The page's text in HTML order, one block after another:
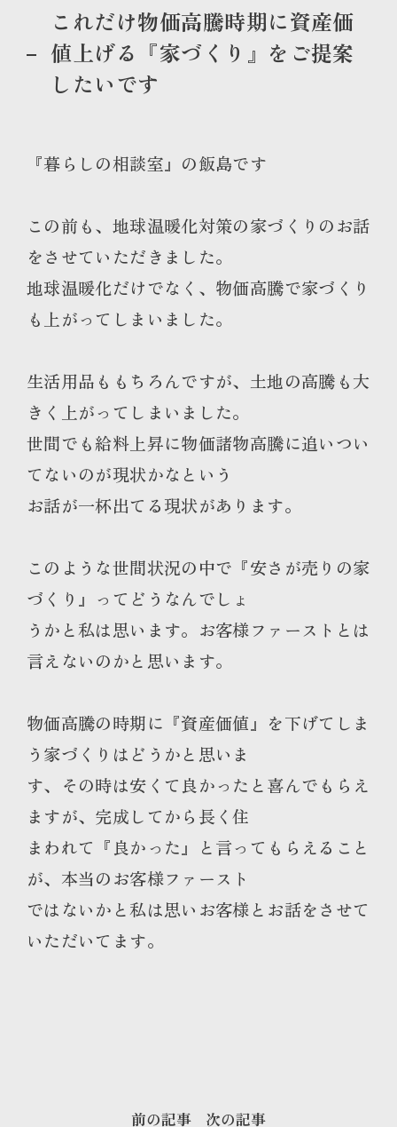
これだけ物価高騰時期に資産価
値上げる『家づくり』をご提案
したいです
『暮らしの相談室』の飯島です
この前も、地球温暖化対策の家づくりのお話
をさせていただきました。
地球温暖化だけでなく、物価高騰で家づくり
も上がってしまいました。
生活用品ももちろんですが、土地の高騰も大
きく上がってしまいました。
世間でも給料上昇に物価諸物高騰に追いつい
てないのが現状かなという
お話が一杯出てる現状があります。
このような世間状況の中で『安さが売りの家
づくり』ってどうなんでしょ
うかと私は思います。お客様ファーストとは
言えないのかと思います。
物価高騰の時期に『資産価値』を下げてしま
う家づくりはどうかと思いま
す、その時は安くて良かったと喜んでもらえ
ますが、完成してから長く住
まわれて『良かった』と言ってもらえること
が、本当のお客様ファースト
ではないかと私は思いお客様とお話をさせて
いただいてます。
前の記事 次の記事